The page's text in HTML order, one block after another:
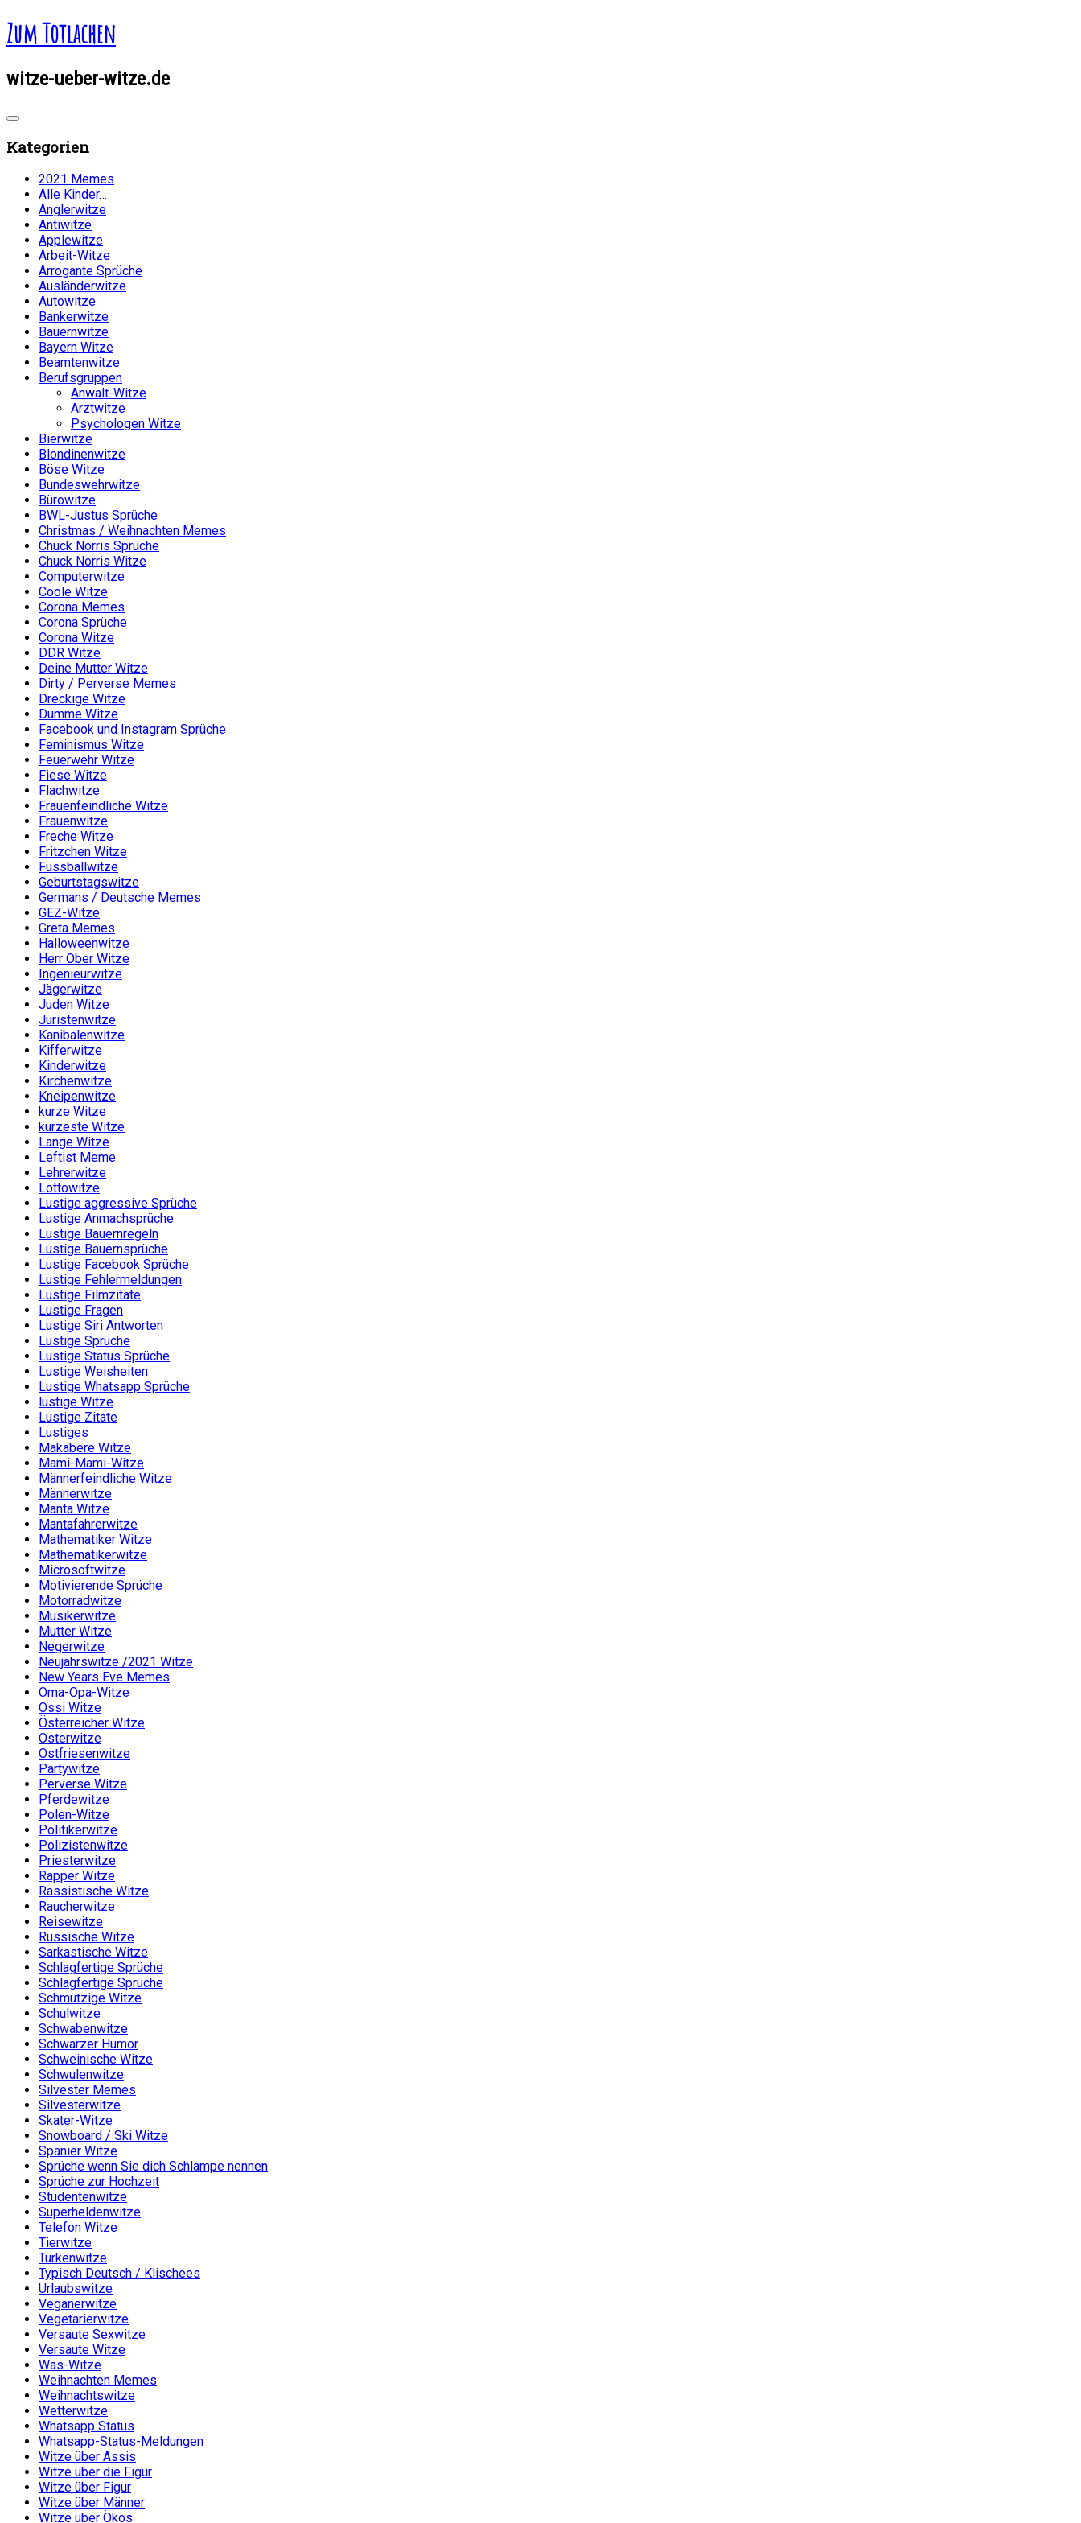
Zum Totlachen
witze-ueber-witze.de
Kategorien
2021 Memes
Alle Kinder…
Anglerwitze
Antiwitze
Applewitze
Arbeit-Witze
Arrogante Sprüche
Ausländerwitze
Autowitze
Bankerwitze
Bauernwitze
Bayern Witze
Beamtenwitze
Berufsgruppen
Anwalt-Witze
Arztwitze
Psychologen Witze
Bierwitze
Blondinenwitze
Böse Witze
Bundeswehrwitze
Bürowitze
BWL-Justus Sprüche
Christmas / Weihnachten Memes
Chuck Norris Sprüche
Chuck Norris Witze
Computerwitze
Coole Witze
Corona Memes
Corona Sprüche
Corona Witze
DDR Witze
Deine Mutter Witze
Dirty / Perverse Memes
Dreckige Witze
Dumme Witze
Facebook und Instagram Sprüche
Feminismus Witze
Feuerwehr Witze
Fiese Witze
Flachwitze
Frauenfeindliche Witze
Frauenwitze
Freche Witze
Fritzchen Witze
Fussballwitze
Geburtstagswitze
Germans / Deutsche Memes
GEZ-Witze
Greta Memes
Halloweenwitze
Herr Ober Witze
Ingenieurwitze
Jägerwitze
Juden Witze
Juristenwitze
Kanibalenwitze
Kifferwitze
Kinderwitze
Kirchenwitze
Kneipenwitze
kurze Witze
kürzeste Witze
Lange Witze
Leftist Meme
Lehrerwitze
Lottowitze
Lustige aggressive Sprüche
Lustige Anmachsprüche
Lustige Bauernregeln
Lustige Bauernsprüche
Lustige Facebook Sprüche
Lustige Fehlermeldungen
Lustige Filmzitate
Lustige Fragen
Lustige Siri Antworten
Lustige Sprüche
Lustige Status Sprüche
Lustige Weisheiten
Lustige Whatsapp Sprüche
lustige Witze
Lustige Zitate
Lustiges
Makabere Witze
Mami-Mami-Witze
Männerfeindliche Witze
Männerwitze
Manta Witze
Mantafahrerwitze
Mathematiker Witze
Mathematikerwitze
Microsoftwitze
Motivierende Sprüche
Motorradwitze
Musikerwitze
Mutter Witze
Negerwitze
Neujahrswitze /2021 Witze
New Years Eve Memes
Oma-Opa-Witze
Ossi Witze
Österreicher Witze
Osterwitze
Ostfriesenwitze
Partywitze
Perverse Witze
Pferdewitze
Polen-Witze
Politikerwitze
Polizistenwitze
Priesterwitze
Rapper Witze
Rassistische Witze
Raucherwitze
Reisewitze
Russische Witze
Sarkastische Witze
Schlagfertige Sprüche
Schlagfertige Sprüche
Schmutzige Witze
Schulwitze
Schwabenwitze
Schwarzer Humor
Schweinische Witze
Schwulenwitze
Silvester Memes
Silvesterwitze
Skater-Witze
Snowboard / Ski Witze
Spanier Witze
Sprüche wenn Sie dich Schlampe nennen
Sprüche zur Hochzeit
Studentenwitze
Superheldenwitze
Telefon Witze
Tierwitze
Türkenwitze
Typisch Deutsch / Klischees
Urlaubswitze
Veganerwitze
Vegetarierwitze
Versaute Sexwitze
Versaute Witze
Was-Witze
Weihnachten Memes
Weihnachtswitze
Wetterwitze
Whatsapp Status
Whatsapp-Status-Meldungen
Witze über Assis
Witze über die Figur
Witze über Figur
Witze über Männer
Witze über Ökos